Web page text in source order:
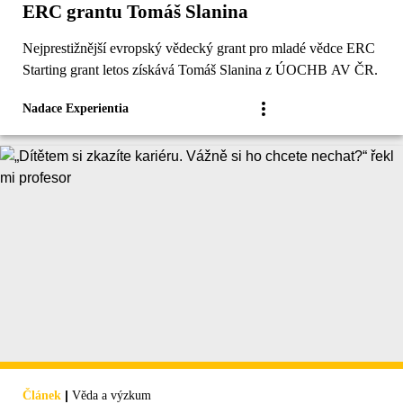
ERC grantu Tomáš Slanina
Nejprestižnější evropský vědecký grant pro mladé vědce ERC
Starting grant letos získává Tomáš Slanina z ÚOCHB AV ČR.
Nadace Experientia
Článek | Věda a výzkum